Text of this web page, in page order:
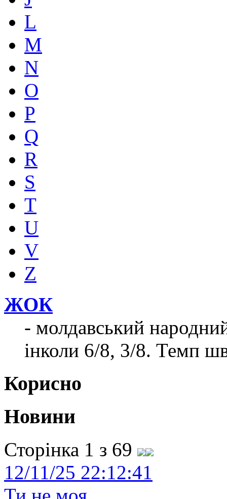
L
M
N
O
P
Q
R
S
T
U
V
Z
ЖОК
- молдавський
інколи 6/8, 3/8. Темп
Корисно
Новини
Сторінка 1 з 69
12/11/25 22:12:41